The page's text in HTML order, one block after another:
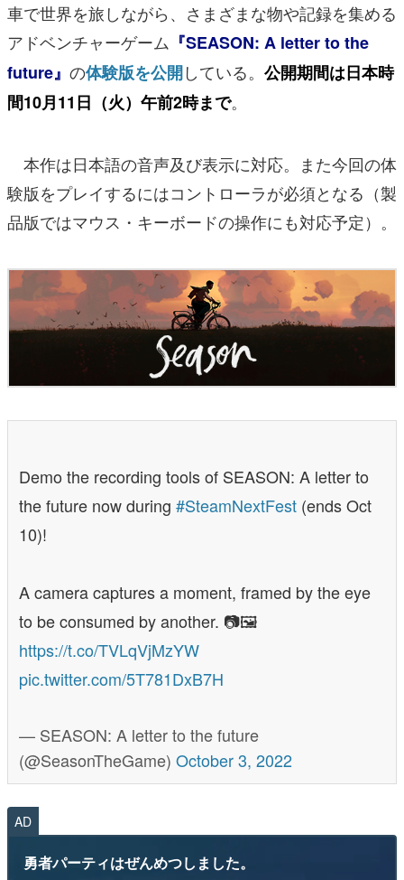
車で世界を旅しながら、さまざまな物や記録を集める
アドベンチャーゲーム 『SEASON: A letter to the
future』 の体験版を公開している。 公開期間は日本時
間10月11日（火）午前2時まで。
本作は日本語の音声及び表示に対応。また今回の体
験版をプレイするにはコントローラが必須となる（製
品版ではマウス・キーボードの操作にも対応予定）。
Demo the recording tools of SEASON: A letter to
the future now during #SteamNextFest (ends Oct
10)!
A camera captures a moment, framed by the eye
to be consumed by another. 📷🖼️
https://t.co/TVLqVjMzYW
pic.twitter.com/5T781DxB7H
— SEASON: A letter to the future
(@SeasonTheGame) October 3, 2022
AD
勇者パーティはぜんめつしました。